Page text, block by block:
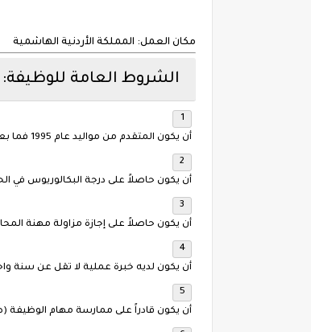
مكان العمل: المملكة الأردنية الهاشمية
الشروط العامة للوظيفة:
أن يكون المتقدم من مواليد عام 1995 فما بعد.
أن يكون حاصلاً على درجة البكالوريوس في
أن يكون حاصلاً على إجازة مزاولة مهنة
أن يكون لديه خبرة عملية لا تقل عن سنة
أن يكون قادراً على ممارسة مهام الوظيفة